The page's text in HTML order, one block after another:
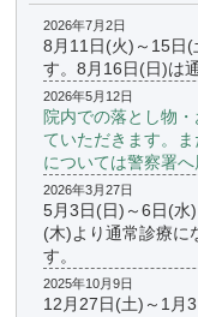
2026年7月2日
8月11日(火)～15日(
す。8月16日(日)は
2026年5月12日
院内での落とし物
ていただきます。
については警察署へ
2026年3月27日
5月3日(日)～6日(水
(木)より通常診療に
す。
2025年10月9日
12月27日(土)～1月